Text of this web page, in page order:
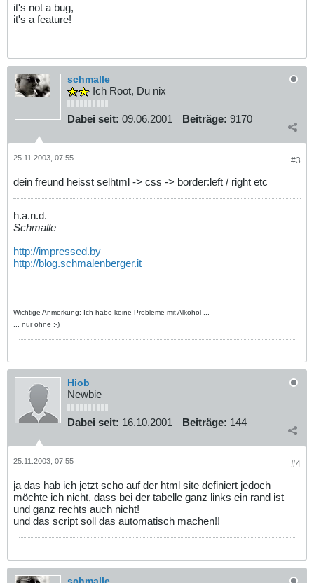
it's not a bug,
it's a feature!
schmalle
Ich Root, Du nix
Dabei seit: 09.06.2001 Beiträge: 9170
#3
25.11.2003, 07:55
dein freund heisst selhtml -> css -> border:left / right etc
h.a.n.d.
Schmalle
http://impressed.by
http://blog.schmalenberger.it
Wichtige Anmerkung: Ich habe keine Probleme mit Alkohol ...
... nur ohne :-)
Hiob
Newbie
Dabei seit: 16.10.2001 Beiträge: 144
#4
25.11.2003, 07:55
ja das hab ich jetzt scho auf der html site definiert jedoch
möchte ich nicht, dass bei der tabelle ganz links ein rand ist
und ganz rechts auch nicht!
und das script soll das automatisch machen!!